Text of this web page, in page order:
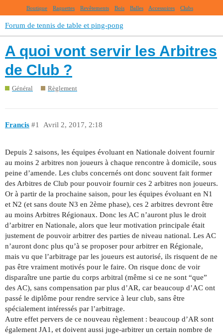
Boutique Raquettes Revêtements Bois Balles Accessoires Clubs
Forum de tennis de table et ping-pong
A quoi vont servir les Arbitres
de Club ?
Général Règlement
Francis Avril 2, 2017, 2:18
#1
Depuis 2 saisons, les équipes évoluant en Nationale doivent fournir
au moins 2 arbitres non joueurs à chaque rencontre à domicile, sous
peine d’amende. Les clubs concernés ont donc souvent fait former
des Arbitres de Club pour pouvoir fournir ces 2 arbitres non joueurs.
Or à partir de la prochaine saison, pour les équipes évoluant en N1
et N2 (et sans doute N3 en 2ème phase), ces 2 arbitres devront être
au moins Arbitres Régionaux. Donc les AC n’auront plus le droit
d’arbitrer en Nationale, alors que leur motivation principale était
justement de pouvoir arbitrer des parties de niveau national. Les AC
n’auront donc plus qu’à se proposer pour arbitrer en Régionale,
mais vu que l’arbitrage par les joueurs est autorisé, ils risquent de ne
pas être vraiment motivés pour le faire. On risque donc de voir
disparaître une partie du corps arbitral (même si ce ne sont “que”
des AC), sans compensation par plus d’AR, car beaucoup d’AC ont
passé le diplôme pour rendre service à leur club, sans être
spécialement intéressés par l’arbitrage.
Autre effet pervers de ce nouveau règlement : beaucoup d’AR sont
également JA1, et doivent aussi juge-arbitrer un certain nombre de